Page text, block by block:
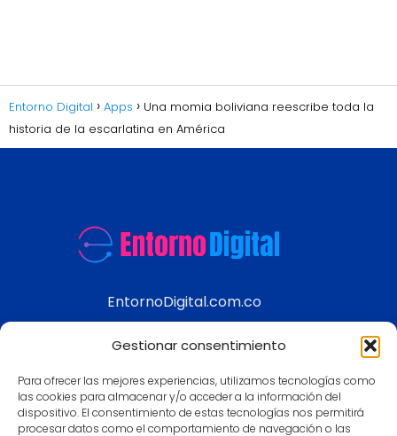
Gestionar consentimiento
Para ofrecer las mejores experiencias, utilizamos tecnologías como
las cookies para almacenar y/o acceder a la información del
dispositivo. El consentimiento de estas tecnologías nos permitirá
procesar datos como el comportamiento de navegación o las
Entorno Digital Apps
Una momia boliviana reescribe toda la
historia de la escarlatina en América
EntornoDigital.com.co
modernos
Aviso legal
Política de Privacidad